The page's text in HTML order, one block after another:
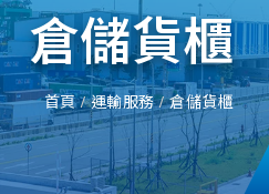
倉儲貨櫃
首頁/運輸服務/倉儲貨櫃